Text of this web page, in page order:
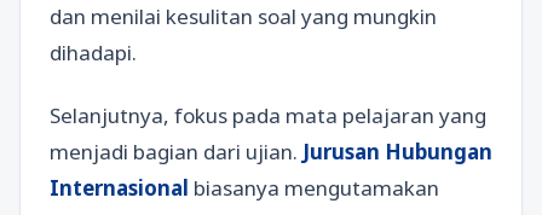
dan menilai kesulitan soal yang mungkin
dihadapi.
Selanjutnya, fokus pada mata pelajaran yang
menjadi bagian dari ujian. Jurusan Hubungan
Internasional biasanya mengutamakan